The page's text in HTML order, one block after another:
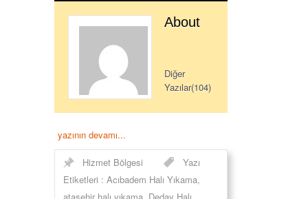
About
Diğer
Yazılar(104)
yazının devamı...
Hizmet Bölgesi
Yazı
Etiketleri : Acıbadem Halı Yıkama,